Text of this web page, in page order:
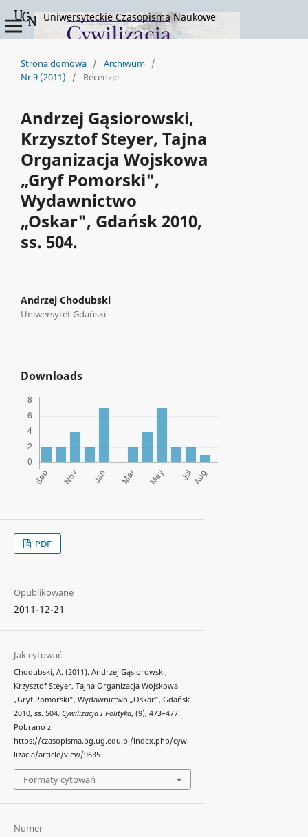
Uniwersyteckie Czasopisma Naukowe
Strona domowa / Archiwum /
Nr 9 (2011)
/ Recenzje
Andrzej Gąsiorowski,
Krzysztof Steyer, Tajna
Organizacja Wojskowa
„Gryf Pomorski",
Wydawnictwo
„Oskar", Gdańsk 2010,
ss. 504.
Andrzej Chodubski
Uniwersytet Gdański
Downloads
PDF
Opublikowane
2011-12-21
Jak cytować
Chodubski, A. (2011). Andrzej Gąsiorowski,
Krzysztof Steyer, Tajna Organizacja Wojskowa
„Gryf Pomorski", Wydawnictwo „Oskar", Gdańsk
2010, ss. 504. Cywilizacja I Polityka, (9), 473–477.
Pobrano z
https://czasopisma.bg.ug.edu.pl/index.php/cywi
lizacja/article/view/9635
Formaty cytowań
Numer